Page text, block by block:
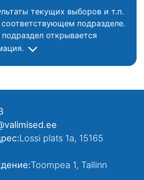
текущих выборов и т.п.
подразделе.
открывается
Lossi plats 1a, 15165
Toompea 1, Tallinn